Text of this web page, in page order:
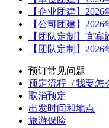
【企业团建】
【公司团建】
【团队定制】宜
【团队定制】
预订常见问题
预定流程（我要怎
取消预定
出发时间和地点
旅游保险